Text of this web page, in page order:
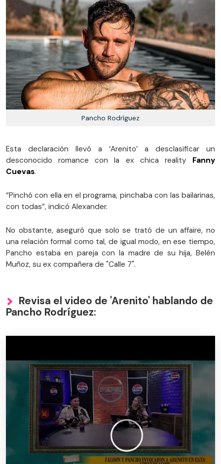
Pancho Rodríguez
Esta declaración llevó a ‘Arenito’ a desclasificar un
desconocido romance con la ex chica reality Fanny
Cuevas.
“Pinchó con ella en el programa, pinchaba con las bailarinas,
con todas”, indicó Alexander.
No obstante, aseguró que solo se trató de un affaire, no
una relación formal como tal, de igual modo, en ese tiempo,
Pancho estaba en pareja con la madre de su hija, Belén
Muñoz, su ex compañera de "Calle 7".
Revisa el video de 'Arenito' hablando de
Pancho Rodríguez: